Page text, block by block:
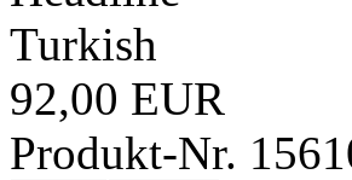
Turkish
92,00 EUR
Produkt-Nr.